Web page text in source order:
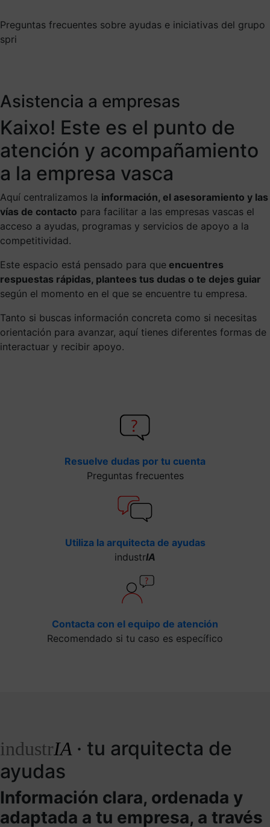
Preguntas frecuentes sobre ayudas e iniciativas del grupo
spri
Asistencia a empresas
Kaixo! Este es el punto de
atención y acompañamiento
a la empresa vasca
Aquí centralizamos la información, el asesoramiento y las
vías de contacto para facilitar a las empresas vascas el
acceso a ayudas, programas y servicios de apoyo a la
competitividad.
Este espacio está pensado para que encuentres
respuestas rápidas, plantees tus dudas o te dejes guiar
según el momento en el que se encuentre tu empresa.
Tanto si buscas información concreta como si necesitas
orientación para avanzar, aquí tienes diferentes formas de
interactuar y recibir apoyo.
Resuelve dudas por tu cuenta
Preguntas frecuentes
Utiliza la arquitecta de ayudas
industrIA
Contacta con el equipo de atención
Recomendado si tu caso es específico
industrIA · tu arquitecta de
ayudas
Información clara, ordenada y
adaptada a tu empresa, a través